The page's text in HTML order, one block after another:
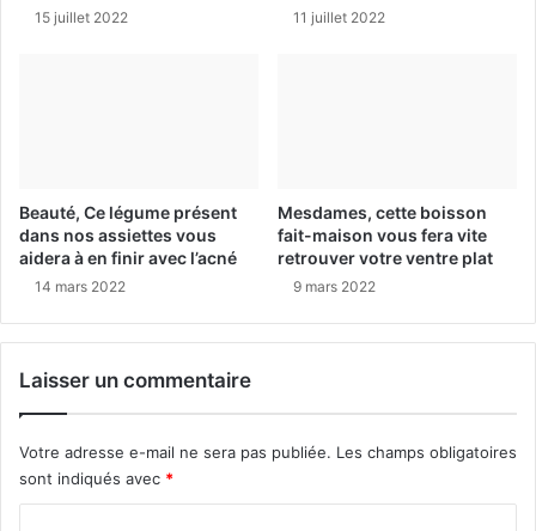
15 juillet 2022 11 juillet 2022
Beauté, Ce légume présent
dans nos assiettes vous
aidera à en finir avec l’acné
14 mars 2022
Mesdames, cette boisson
fait-maison vous fera vite
retrouver votre ventre plat
9 mars 2022
Laisser un commentaire
Votre adresse e-mail ne sera pas publiée. Les champs obligatoires
sont indiqués avec *